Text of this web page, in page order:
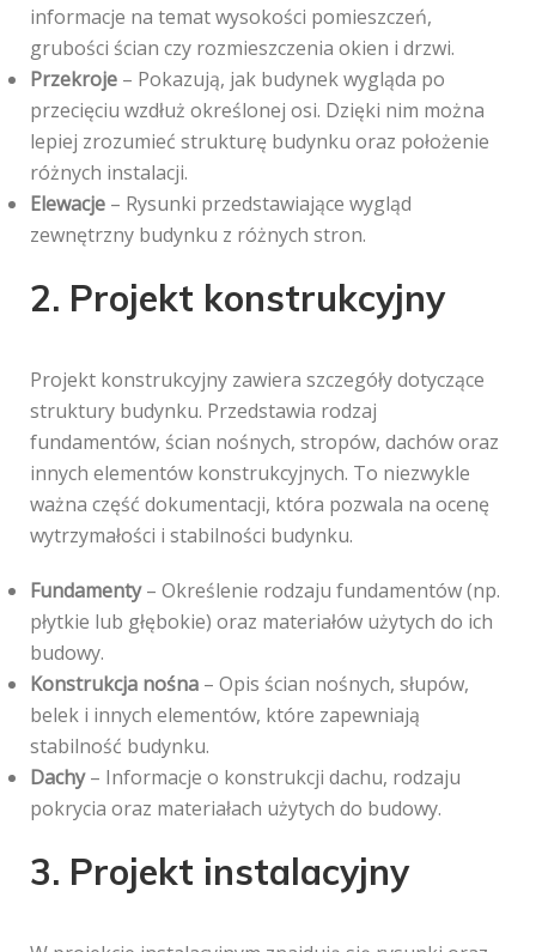
informacje na temat wysokości pomieszczeń,
grubości ścian czy rozmieszczenia okien i drzwi.
Przekroje – Pokazują, jak budynek wygląda po
przecięciu wzdłuż określonej osi. Dzięki nim można
lepiej zrozumieć strukturę budynku oraz położenie
różnych instalacji.
Elewacje – Rysunki przedstawiające wygląd
zewnętrzny budynku z różnych stron.
2. Projekt konstrukcyjny
Projekt konstrukcyjny zawiera szczegóły dotyczące
struktury budynku. Przedstawia rodzaj
fundamentów, ścian nośnych, stropów, dachów oraz
innych elementów konstrukcyjnych. To niezwykle
ważna część dokumentacji, która pozwala na ocenę
wytrzymałości i stabilności budynku.
Fundamenty– Określenie rodzaju fundamentów (np.
płytkie lub głębokie) oraz materiałów użytych do ich
budowy.
Konstrukcja nośna – Opis ścian nośnych, słupów,
belek i innych elementów, które zapewniają
stabilność budynku.
Dachy– Informacje o konstrukcji dachu, rodzaju
pokrycia oraz materiałach użytych do budowy.
3. Projekt instalacyjny